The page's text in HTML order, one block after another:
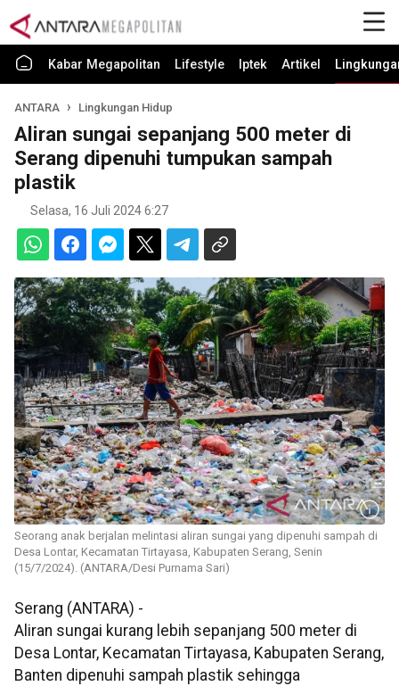
Kabar Megapolitan Lifestyle Iptek Artikel
ANTARA Lingkungan Hidup
Aliran sungai sepanjang 500 meter di
Serang dipenuhi tumpukan sampah
plastik
Selasa, 16 Juli 2024 6:27
Seorang anak berjalan melintasi aliran sungai yang dipenuhi sampah di
Desa Lontar, Kecamatan Tirtayasa, Kabupaten Serang, Senin
(15/7/2024). (ANTARA/Desi Purnama Sari)
Serang (ANTARA) -
Aliran sungai kurang lebih sepanjang 500 meter di
Desa Lontar, Kecamatan Tirtayasa, Kabupaten Serang,
Banten dipenuhi sampah plastik sehingga